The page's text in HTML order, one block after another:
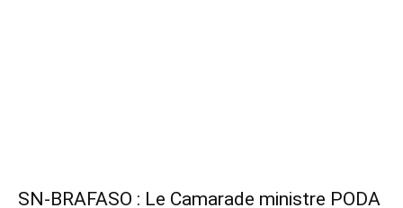
SN-BRAFASO : Le Camarade ministre PODA